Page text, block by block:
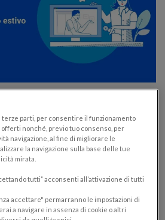
delegato di The
spunti e riflessioni sulla
ecco il video.
terze parti, per consentire il funzionamento
nonché, previo tuo consenso, per
navigazione, al fine di migliorare le
la navigazione sulla base delle tue
mirata.
tutti” acconsenti all’attivazione di tutti
accettare" permarranno le impostazioni di
a navigare in assenza di cookie o altri